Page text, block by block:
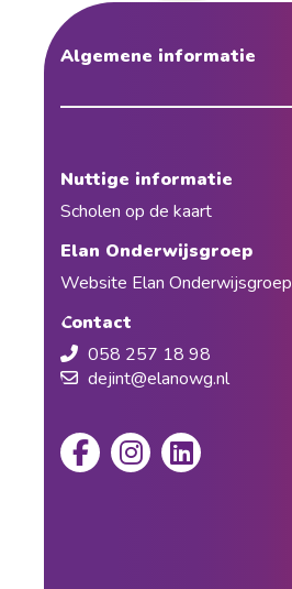
Algemene informatie
Nuttige informatie
Scholen op de kaart
Elan Onderwijsgroep
Website Elan Onderwijsgroep
Contact
058 257 18 98
dejint@elanowg.nl